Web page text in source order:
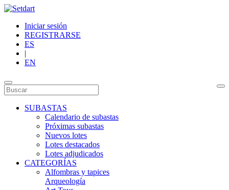
Iniciar sesión
REGISTRARSE
ES
|
EN
SUBASTAS
Calendario de subastas
Próximas subastas
Nuevos lotes
Lotes destacados
Lotes adjudicados
CATEGORÍAS
Alfombras y tapices
Arqueología